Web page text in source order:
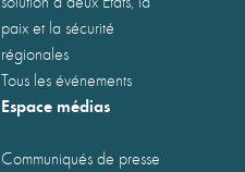
paix et la sécurité
régionales
Tous les événements
Espace médias
Communiqués de presse